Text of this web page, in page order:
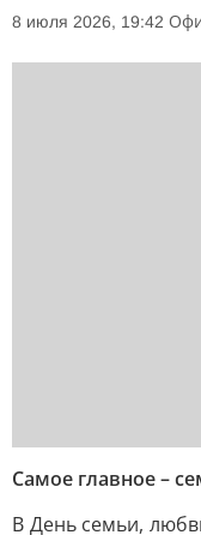
8 июля 2026, 19:42
Самое главное –
В День семьи,